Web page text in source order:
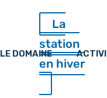
La
station
en hiver
LE DOMAINE